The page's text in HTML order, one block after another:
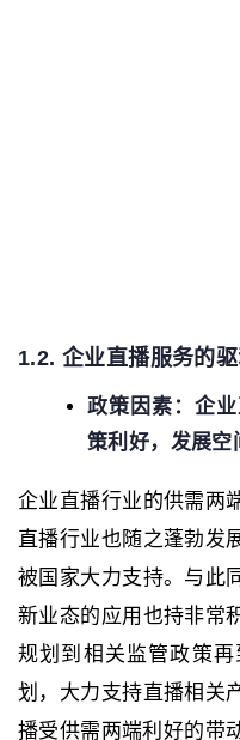
1.2. 企业直播服务的
政策因素：企
策利好，发展空
企业直播行业的供需两
直播行业也随之蓬勃发
被国家大力支持。与此
新业态的应用也持非常
规划到相关监管政策
划，大力支持直播相关
播受供需两端利好的带